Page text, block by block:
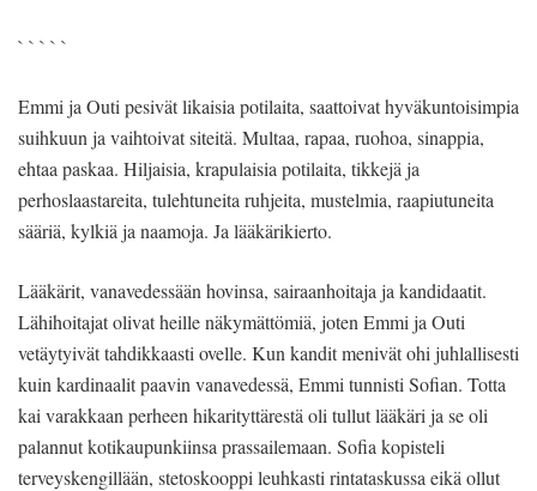
` ` ` ` `
Emmi ja Outi pesivät likaisia potilaita, saattoivat hyväkuntoisimpia
suihkuun ja vaihtoivat siteitä. Multaa, rapaa, ruohoa, sinappia,
ehtaa paskaa. Hiljaisia, krapulaisia potilaita, tikkejä ja
perhoslaastareita, tulehtuneita ruhjeita, mustelmia, raapiutuneita
sääriä, kylkiä ja naamoja. Ja lääkärikierto.
Lääkärit, vanavedessään hovinsa, sairaanhoitaja ja kandidaatit.
Lähihoitajat olivat heille näkymättömiä, joten Emmi ja Outi
vetäytyivät tahdikkaasti ovelle. Kun kandit menivät ohi juhlallisesti
kuin kardinaalit paavin vanavedessä, Emmi tunnisti Sofian. Totta
kai varakkaan perheen hikarityttärestä oli tullut lääkäri ja se oli
palannut kotikaupunkiinsa prassailemaan. Sofia kopisteli
terveyskengillään, stetoskooppi leuhkasti rintataskussa eikä ollut